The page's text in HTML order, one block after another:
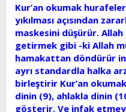
Kur’an okumak
yıkılması açısından
maskesini düşürür. Allah
getirmek gibi -ki Allah
hamakattan döndürür
ayrı standardla halka
birleştirir Kur’an
dinin (9), ahlakla dinin
gösterir. Ve infak